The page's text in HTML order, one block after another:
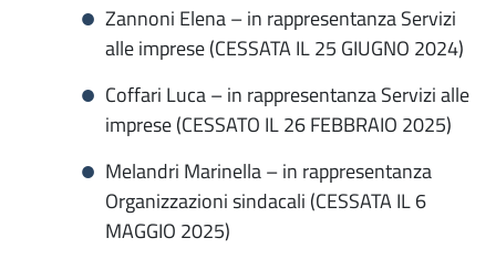
Zannoni Elena – in rappresentanza Servizi
alle imprese (CESSATA IL 25 GIUGNO 2024)
Coffari Luca – in rappresentanza Servizi alle
imprese (CESSATO IL 26 FEBBRAIO 2025)
Melandri Marinella – in rappresentanza
Organizzazioni sindacali (CESSATA IL 6
MAGGIO 2025)